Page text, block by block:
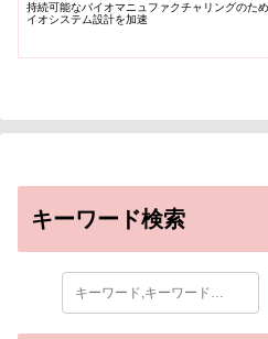
持続可能なバイオマニュファクチャリングのた
イオシステム設計を加速
キーワード検索